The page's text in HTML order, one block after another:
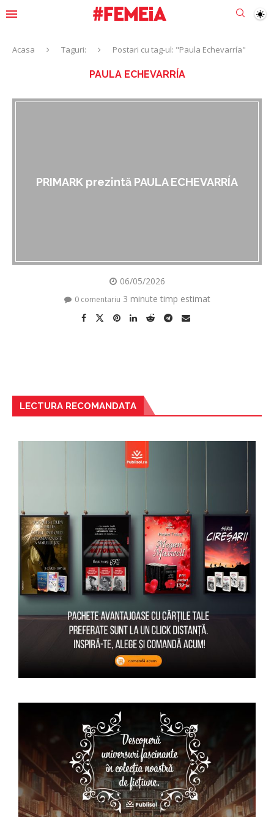
Acasa Taguri: Postari cu tag-ul: "Paula Echevarría"
PAULA ECHEVARRÍA
PRIMARK prezintă PAULA ECHEVARRÍA
06/05/2026
0 comentariu 3 minute timp estimat
LECTURA RECOMANDATA